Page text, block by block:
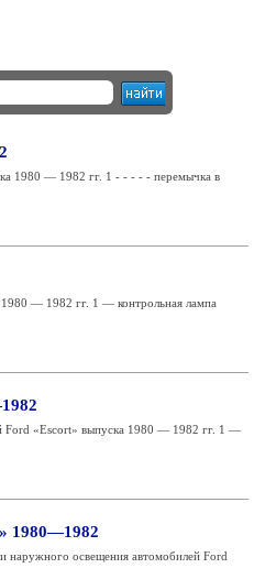
1980 — 1982 гг. 1 - - - - - перемычка в
— 1982 гг. 1 — контрольная лампа
Ford «Escort» выпуска 1980 — 1982 гг. 1 —
1980—1982
наружного освещения автомобилей Ford